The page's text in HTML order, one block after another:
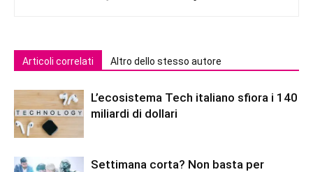
Articoli correlati Altro dello stesso autore
L’ecosistema Tech italiano sfiora i 140
miliardi di dollari
Settimana corta? Non basta per